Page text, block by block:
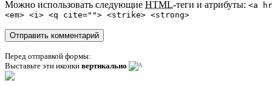
Можно использовать следующие HTML-теги и атрибуты: <a
<em> <i> <q cite=""> <strike> <strong>
Перед отправкой формы:
Выставьте эти иконки вертикально